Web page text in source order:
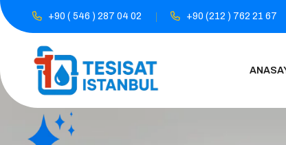
+90 ( 546 ) 287 04 02 +90 (212 ) 762 21 67